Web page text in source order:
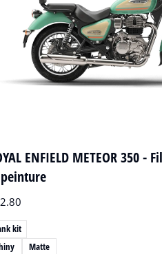
kit
Matte
ENFIELD METEOR 350